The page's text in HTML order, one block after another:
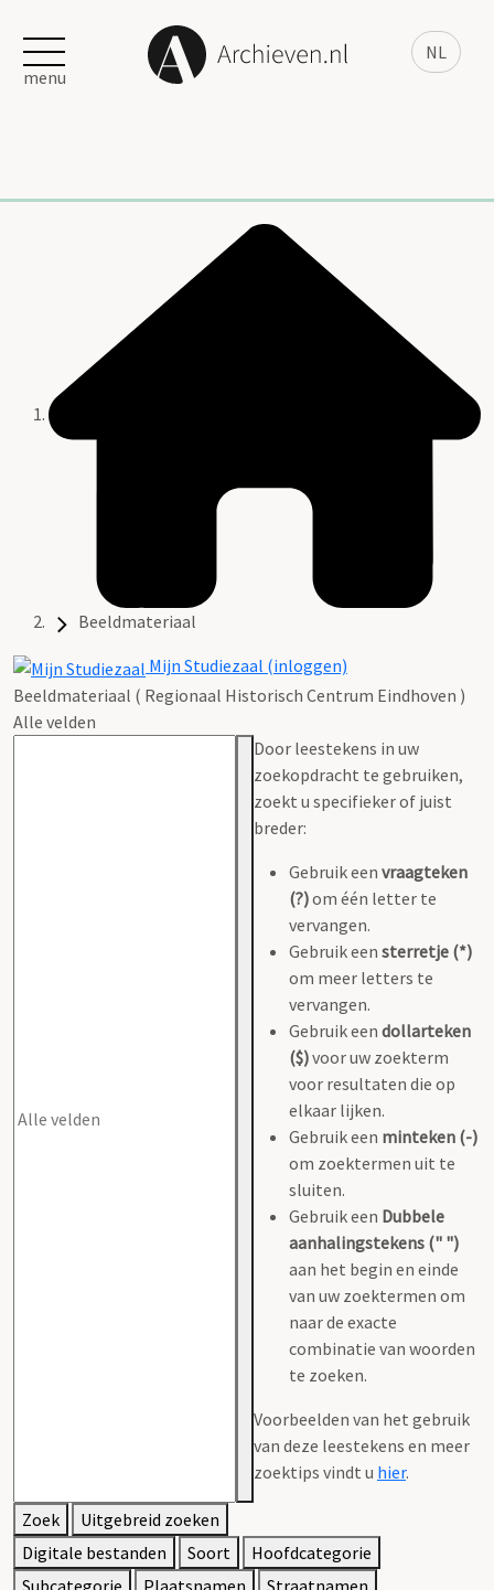
NL
menu
Beeldmateriaal
Mijn Studiezaal (inloggen)
Beeldmateriaal ( Regionaal Historisch Centrum Eindhoven )
Alle velden
Door leestekens in uw
zoekopdracht te gebruiken,
zoekt u specifieker of juist
breder:
Gebruik een vraagteken
(?)om één letter te
vervangen.
Gebruik een sterretje (*)
om meer letters te
vervangen.
Gebruik een dollarteken
($)voor uw zoekterm
voor resultaten die op
elkaar lijken.
Gebruik een minteken (-)
om zoektermen uit te
sluiten.
Gebruik een Dubbele
aanhalingstekens (" ")
aan het begin en einde
van uw zoektermen om
naar de exacte
combinatie van woorden
te zoeken.
Voorbeelden van het gebruik
van deze leestekens en meer
zoektips vindt u hier.
Zoek
Uitgebreid zoeken
Digitale bestanden
Soort
Hoofdcategorie
Subcategorie
Plaatsnamen
Straatnamen